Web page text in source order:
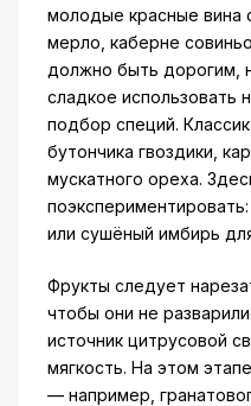
молодые красные вина
мерло, каберне
должно быть дорогим,
сладкое использовать
подбор специй.
бутончика гвоздики,
мускатного ореха.
или сушёный имбирь
Фрукты следует
чтобы они не
источник цитрусовой
мягкость. На этом
— например,